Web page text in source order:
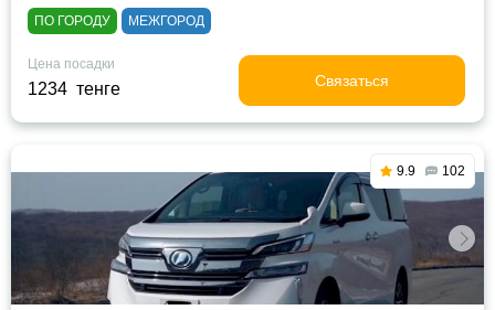
ПО ГОРОДУ МЕЖГОРОД
Цена посадки
1234 тенге Связаться
9.9 102